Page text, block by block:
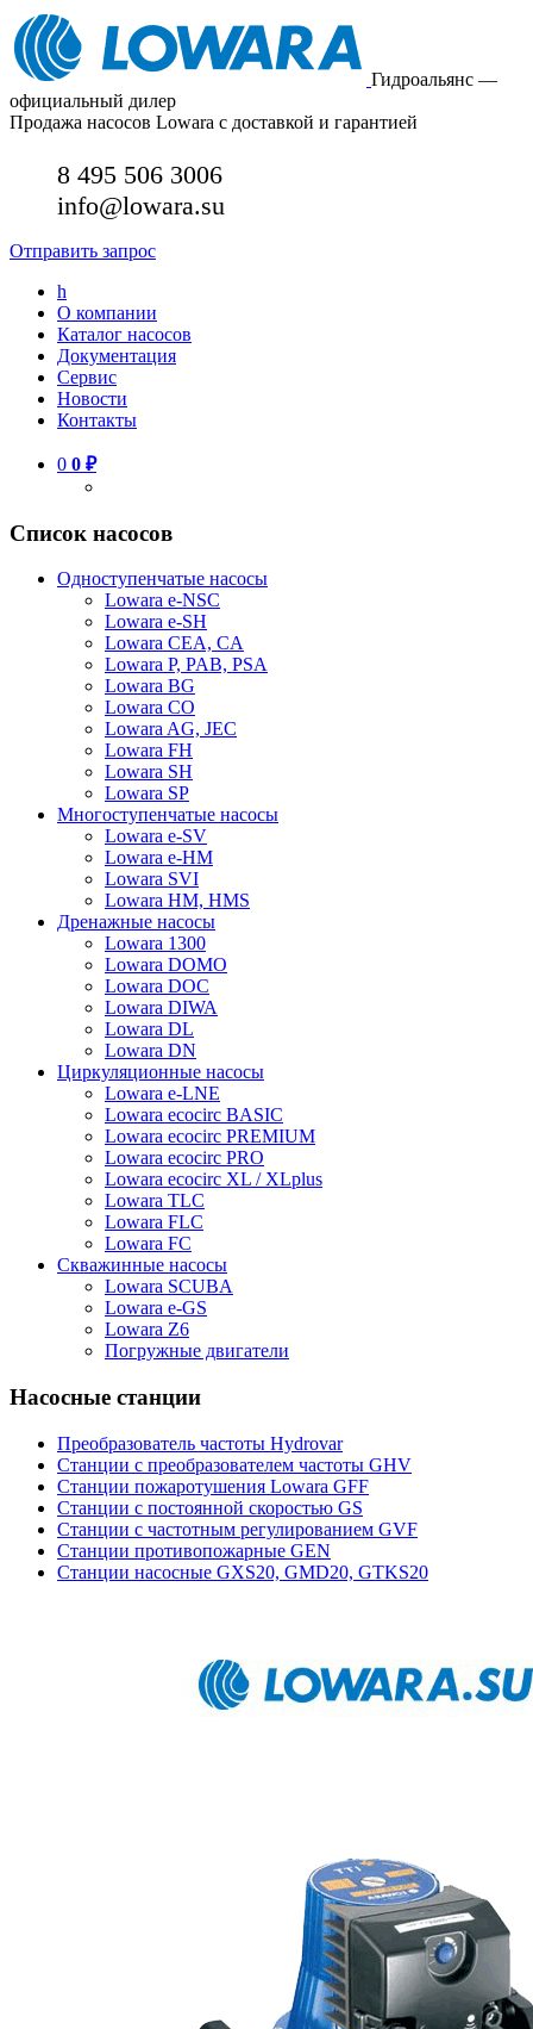
Гидроальянс —
официальный дилер
Продажа насосов Lowara с доставкой и гарантией
8 495 506 3006
info@lowara.su
Отправить запрос
h
О компании
Каталог насосов
Документация
Сервис
Новости
Контакты
0 0 ₽
Список насосов
Одноступенчатые насосы
Lowara e-NSC
Lowara e-SH
Lowara CEA, CA
Lowara P, PAB, PSA
Lowara BG
Lowara CO
Lowara AG, JEC
Lowara FH
Lowara SH
Lowara SP
Многоступенчатые насосы
Lowara e-SV
Lowara e-HM
Lowara SVI
Lowara HM, HMS
Дренажные насосы
Lowara 1300
Lowara DOMO
Lowara DOC
Lowara DIWA
Lowara DL
Lowara DN
Циркуляционные насосы
Lowara e-LNE
Lowara ecocirc BASIC
Lowara ecocirc PREMIUM
Lowara ecocirc PRO
Lowara ecocirc XL / XLplus
Lowara TLC
Lowara FLC
Lowara FC
Скважинные насосы
Lowara SCUBA
Lowara e-GS
Lowara Z6
Погружные двигатели
Насосные станции
Преобразователь частоты Hydrovar
Станции с преобразователем частоты GHV
Станции пожаротушения Lowara GFF
Станции с постоянной скоростью GS
Станции с частотным регулированием GVF
Станции противопожарные GEN
Станции насосные GXS20, GMD20, GTKS20